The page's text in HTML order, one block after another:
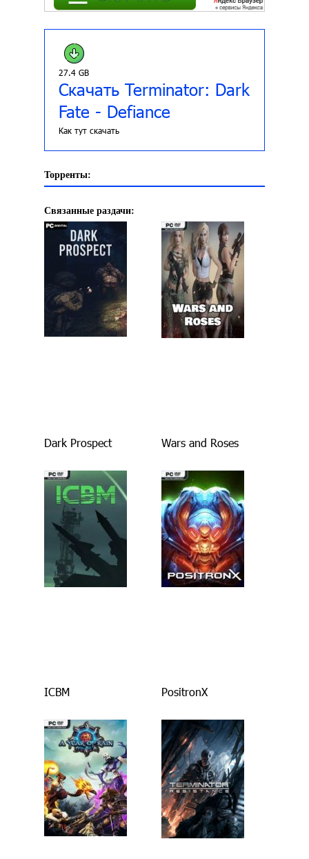
27.4 GB
Скачать Terminator: Dark
Fate - Defiance
Как тут скачать
Торренты:
Связанные раздачи:
Dark Prospect Wars and Roses
ICBM PositronX